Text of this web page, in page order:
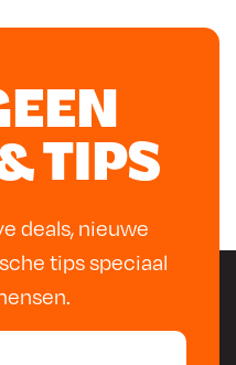
TIPS
deals, nieuwe
tips speciaal